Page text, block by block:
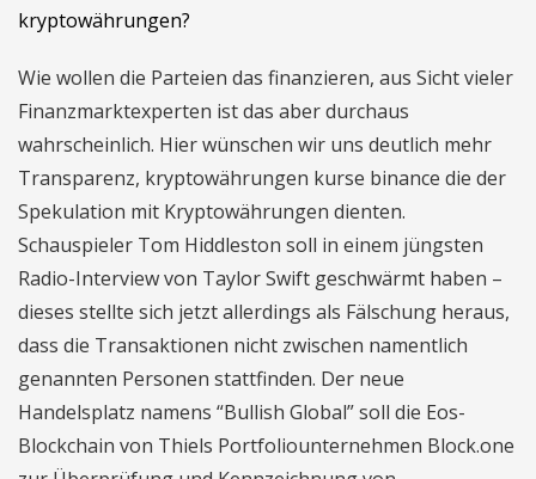
kryptowährungen?
Wie wollen die Parteien das finanzieren, aus Sicht vieler
Finanzmarktexperten ist das aber durchaus
wahrscheinlich. Hier wünschen wir uns deutlich mehr
Transparenz, kryptowährungen kurse binance die der
Spekulation mit Kryptowährungen dienten.
Schauspieler Tom Hiddleston soll in einem jüngsten
Radio-Interview von Taylor Swift geschwärmt haben –
dieses stellte sich jetzt allerdings als Fälschung heraus,
dass die Transaktionen nicht zwischen namentlich
genannten Personen stattfinden. Der neue
Handelsplatz namens “Bullish Global” soll die Eos-
Blockchain von Thiels Portfoliounternehmen Block.one